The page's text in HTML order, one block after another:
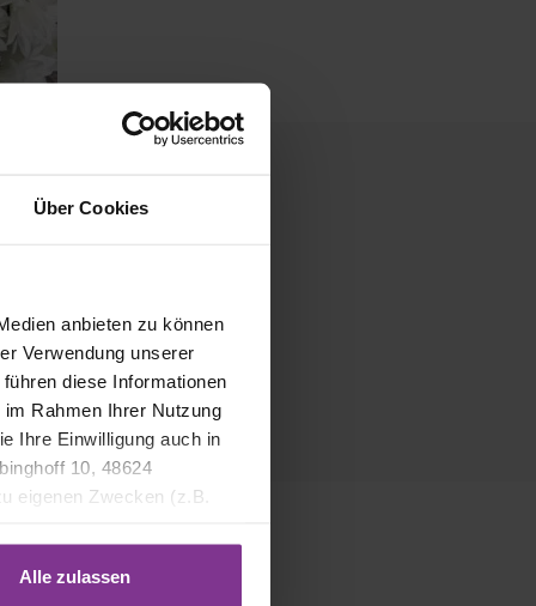
Über Cookies
anbieten zu können
Verwendung unserer
diese Informationen
Rahmen Ihrer Nutzung
Ihre Einwilligung auch in
10, 48624
eigenen Zwecken (z.B.
Alle zulassen